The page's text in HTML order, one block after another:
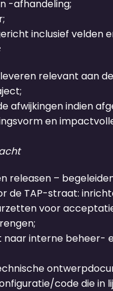
-afhandeling;
inclusief velden
relevant aan
afwijkingen indien
en
releasen –
de TAP-straat:
voor
naar interne beheer-
code die in